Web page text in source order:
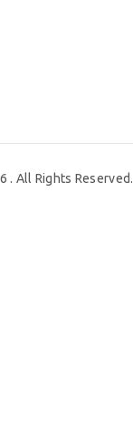
. All Rights Reserved.